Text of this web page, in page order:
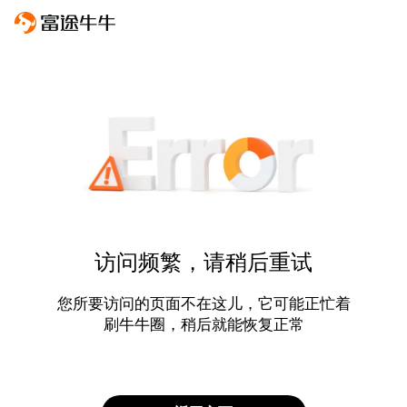
访问频繁，请稍后重试
您所要访问的页面不在这儿，它可能正忙着
刷牛牛圈，稍后就能恢复正常